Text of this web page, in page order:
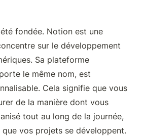
fondée. Notion est une
sur le développement
Sa plateforme
le même nom, est
Cela signifie que vous
de la manière dont vous
tout au long de la journée,
vos projets se développent.